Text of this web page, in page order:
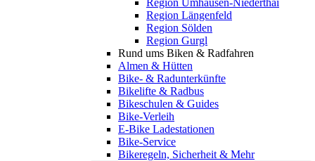
Region Umhausen-Niederthai
Region Längenfeld
Region Sölden
Region Gurgl
Rund ums Biken & Radfahren
Almen & Hütten
Bike- & Radunterkünfte
Bikelifte & Radbus
Bikeschulen & Guides
Bike-Verleih
E-Bike Ladestationen
Bike-Service
Bikeregeln, Sicherheit & Mehr